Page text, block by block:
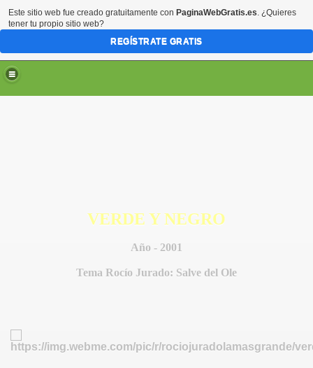
VERDE Y NEGRO
Año - 2001
Tema Rocío Jurado: Salve del Ole
Este sitio web fue creado gratuitamente con PaginaWebGratis.es. ¿Quieres
tener tu propio sitio web?
REGÍSTRATE GRATIS